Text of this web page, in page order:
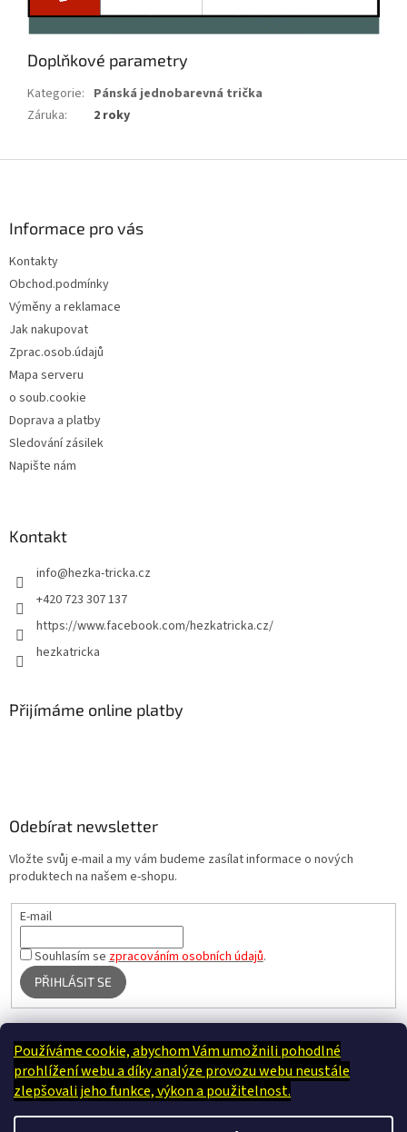
Používáme cookie, abychom Vám umožnili pohodlné
prohlížení webu a díky analýze provozu webu neustále
zlepšovali jeho funkce, výkon a použitelnost.
Doplňkové parametry
Kategorie: Pánská jednobarevná trička
Záruka: 2 roky
Informace pro vás
Kontakty
Obchod.podmínky
Výměny a reklamace
Jak nakupovat
Zprac.osob.údajů
Mapa serveru
o soub.cookie
Doprava a platby
Sledování zásilek
Napište nám
Kontakt
info@hezka-tricka.cz
+420 723 307 137
https://www.facebook.com/hezkatricka.cz/
hezkatricka
Přijímáme online platby
Odebírat newsletter
Vložte svůj e-mail a my vám budeme zasílat informace o nových
produktech na našem e-shopu.
E-mail
Souhlasím se zpracováním osobních údajů.
PŘIHLÁSIT SE
Terapie Kamínek - Dotek, který utiší tělo i duši